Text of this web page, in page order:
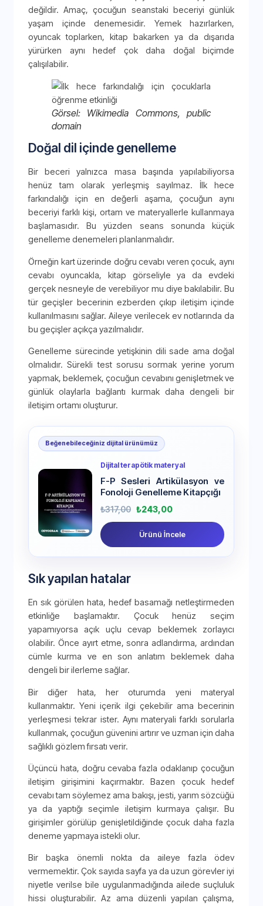
değildir. Amaç, çocuğun seanstaki beceriyi günlük
yaşam içinde denemesidir. Yemek hazırlarken,
oyuncak toplarken, kitap bakarken ya da dışarıda
yürürken aynı hedef çok daha doğal biçimde
çalışılabilir.
Görsel: Wikimedia Commons, public
domain
Doğal dil içinde genelleme
Bir beceri yalnızca masa başında yapılabiliyorsa
henüz tam olarak yerleşmiş sayılmaz. İlk hece
farkındalığı için en değerli aşama, çocuğun aynı
beceriyi farklı kişi, ortam ve materyallerle kullanmaya
başlamasıdır. Bu yüzden seans sonunda küçük
genelleme denemeleri planlanmalıdır.
Örneğin kart üzerinde doğru cevabı veren çocuk, aynı
cevabı oyuncakla, kitap görseliyle ya da evdeki
gerçek nesneyle de verebiliyor mu diye bakılabilir. Bu
tür geçişler becerinin ezberden çıkıp iletişim içinde
kullanılmasını sağlar. Aileye verilecek ev notlarında da
bu geçişler açıkça yazılmalıdır.
Genelleme sürecinde yetişkinin dili sade ama doğal
olmalıdır. Sürekli test sorusu sormak yerine yorum
yapmak, beklemek, çocuğun cevabını genişletmek ve
günlük olaylarla bağlantı kurmak daha dengeli bir
iletişim ortamı oluşturur.
Beğenebileceğiniz dijital ürünümüz
Dijital terapötik materyal
F-P Sesleri Artikülasyon ve
Fonoloji Genelleme Kitapçığı
₺317,00 ₺243,00
Ürünü İncele
Sık yapılan hatalar
En sık görülen hata, hedef basamağı netleştirmeden
etkinliğe başlamaktır. Çocuk henüz seçim
yapamıyorsa açık uçlu cevap beklemek zorlayıcı
olabilir. Önce ayırt etme, sonra adlandırma, ardından
cümle kurma ve en son anlatım beklemek daha
dengeli bir ilerleme sağlar.
Bir diğer hata, her oturumda yeni materyal
kullanmaktır. Yeni içerik ilgi çekebilir ama becerinin
yerleşmesi tekrar ister. Aynı materyali farklı sorularla
kullanmak, çocuğun güvenini artırır ve uzman için daha
sağlıklı gözlem fırsatı verir.
Üçüncü hata, doğru cevaba fazla odaklanıp çocuğun
iletişim girişimini kaçırmaktır. Bazen çocuk hedef
cevabı tam söylemez ama bakışı, jesti, yarım sözcüğü
ya da yaptığı seçimle iletişim kurmaya çalışır. Bu
girişimler görülüp genişletildiğinde çocuk daha fazla
deneme yapmaya istekli olur.
Bir başka önemli nokta da aileye fazla ödev
vermemektir. Çok sayıda sayfa ya da uzun görevler iyi
niyetle verilse bile uygulanmadığında ailede suçluluk
hissi oluşturabilir. Az ama düzenli yapılan çalışma,